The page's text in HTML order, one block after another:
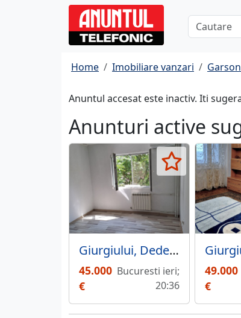
Home Imobiliare vanzari
Anuntul accesat este inactiv. Iti
Anunturi active
Giurgiului, Dedeman, str. Orastie.
45.000
€
Bucuresti ieri;
20:36
49.000
€